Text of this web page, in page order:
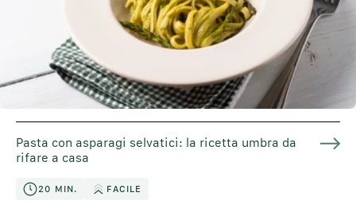
Pasta con asparagi selvatici: la ricetta umbra da
rifare a casa
20 MIN. FACILE